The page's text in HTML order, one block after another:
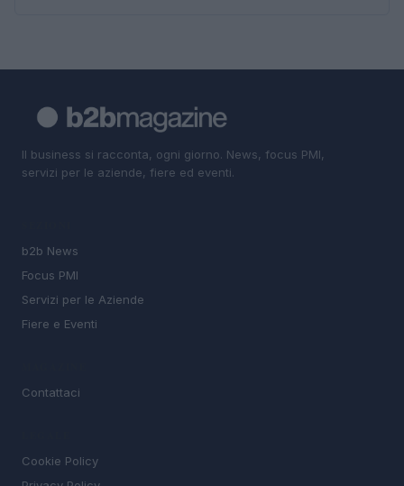
Il business si racconta, ogni giorno. News, focus PMI,
servizi per le aziende, fiere ed eventi.
b2b News
Focus PMI
Servizi per le Aziende
Fiere e Eventi
Contattaci
Cookie Policy